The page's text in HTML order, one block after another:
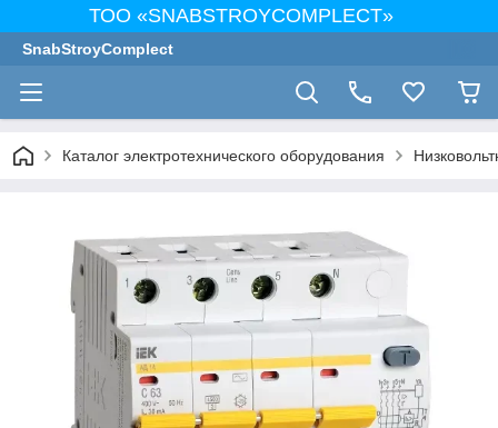
ТОО «SNABSTROYCOMPLECT»
SnabStroyComplect
Каталог электротехнического оборудования